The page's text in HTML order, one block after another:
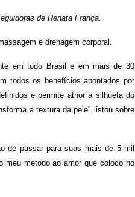
de Renata França.
e drenagem corporal.
em todo Brasil e em mais de 30
todos os benefícios apontados por
e permite athor a silhueta do
a textura da pele" listou sobre
de passar para suas mais de 5 mil
método ao amor que coloco no